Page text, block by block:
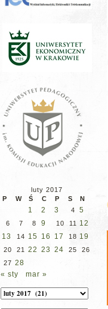
luty 2017
P
W Ś C P S N
1 2 3 4 5
6 7 8 9 10 11
12
13
14 15 16 17 18 19
20 21 22 23 24 25
26
27 28
« sty
mar »
Archiwum